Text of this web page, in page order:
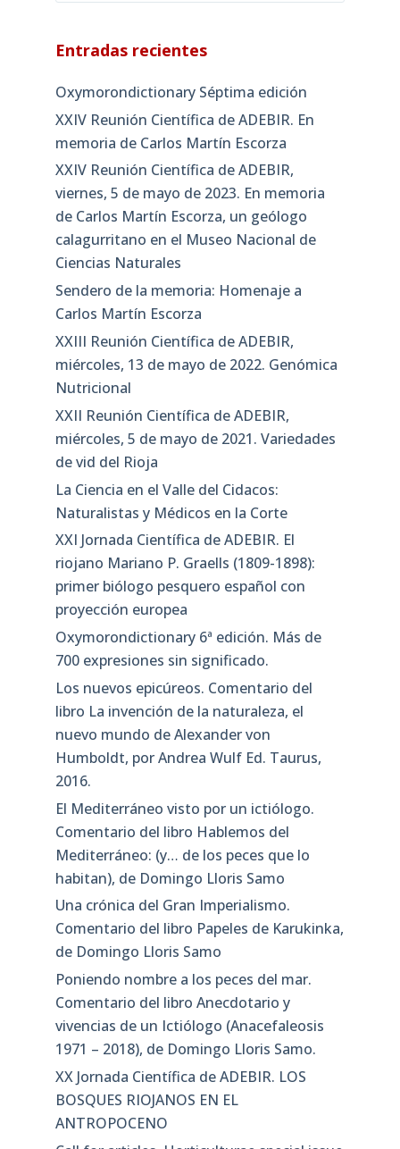
Entradas recientes
Oxymorondictionary Séptima edición
XXIV Reunión Científica de ADEBIR. En
memoria de Carlos Martín Escorza
XXIV Reunión Científica de ADEBIR,
viernes, 5 de mayo de 2023. En memoria
de Carlos Martín Escorza, un geólogo
calagurritano en el Museo Nacional de
Ciencias Naturales
Sendero de la memoria: Homenaje a
Carlos Martín Escorza
XXIII Reunión Científica de ADEBIR,
miércoles, 13 de mayo de 2022. Genómica
Nutricional
XXII Reunión Científica de ADEBIR,
miércoles, 5 de mayo de 2021. Variedades
de vid del Rioja
La Ciencia en el Valle del Cidacos:
Naturalistas y Médicos en la Corte
XXI Jornada Científica de ADEBIR. El
riojano Mariano P. Graells (1809-1898):
primer biólogo pesquero español con
proyección europea
Oxymorondictionary 6ª edición. Más de
700 expresiones sin significado.
Los nuevos epicúreos. Comentario del
libro La invención de la naturaleza, el
nuevo mundo de Alexander von
Humboldt, por Andrea Wulf Ed. Taurus,
2016.
El Mediterráneo visto por un ictiólogo.
Comentario del libro Hablemos del
Mediterráneo: (y… de los peces que lo
habitan), de Domingo Lloris Samo
Una crónica del Gran Imperialismo.
Comentario del libro Papeles de Karukinka,
de Domingo Lloris Samo
Poniendo nombre a los peces del mar.
Comentario del libro Anecdotario y
vivencias de un Ictiólogo (Anacefaleosis
1971 – 2018), de Domingo Lloris Samo.
XX Jornada Científica de ADEBIR. LOS
BOSQUES RIOJANOS EN EL
ANTROPOCENO